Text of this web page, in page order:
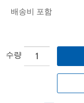
배송비 포함
수량